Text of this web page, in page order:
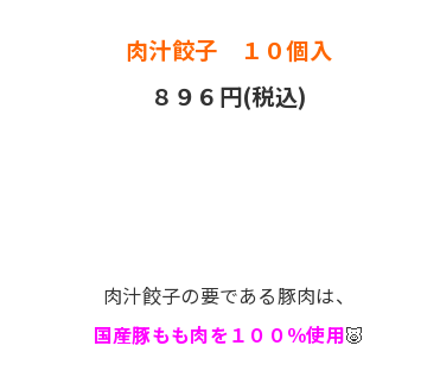
肉汁餃子 １０個入
８９６円(税込)
肉汁餃子の要である豚肉は、
国産豚もも肉を１００％使用🐷